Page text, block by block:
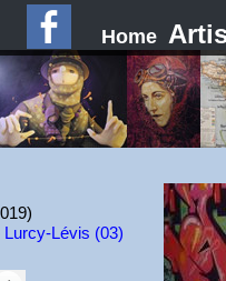
Home
Lévis (03)